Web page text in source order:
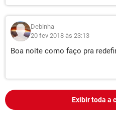
Debinha
20 fev 2018 às 23:13
Boa noite como faço pra
Exibir toda a